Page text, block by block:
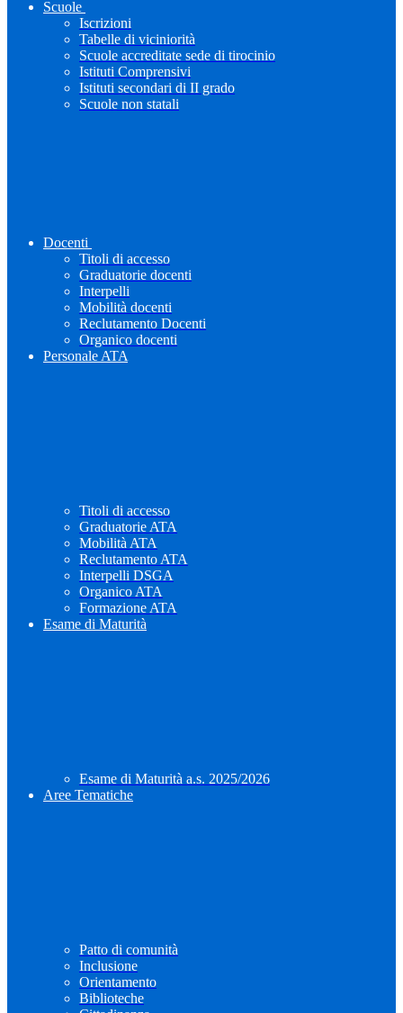
Scuole
Iscrizioni
Tabelle di viciniorità
Scuole accreditate sede di tirocinio
Istituti Comprensivi
Istituti secondari di II grado
Scuole non statali
Docenti
Titoli di accesso
Graduatorie docenti
Interpelli
Mobilità docenti
Reclutamento Docenti
Organico docenti
Personale ATA
Titoli di accesso
Graduatorie ATA
Mobilità ATA
Reclutamento ATA
Interpelli DSGA
Organico ATA
Formazione ATA
Esame di Maturità
Esame di Maturità a.s. 2025/2026
Aree Tematiche
Patto di comunità
Inclusione
Orientamento
Biblioteche